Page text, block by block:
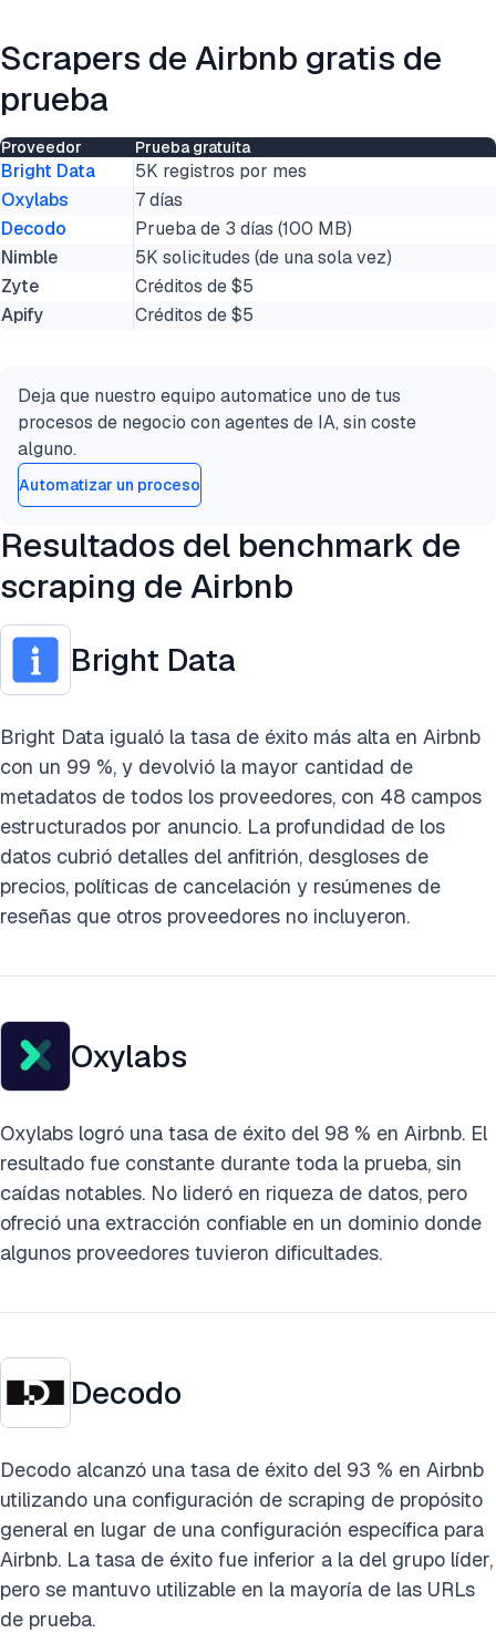
Scrapers de Airbnb gratis de
prueba
Proveedor Prueba gratuita
Bright Data
5K registros por mes
Oxylabs
7 días
Decodo
Prueba de 3 días (100 MB)
Nimble
5K solicitudes (de una sola vez)
Zyte
Créditos de $5
Apify
Créditos de $5
Deja que nuestro equipo automatice uno de tus
procesos de negocio con agentes de IA, sin coste
alguno.
Automatizar un proceso
Resultados del benchmark de
scraping de Airbnb
Bright Data
Bright Data igualó la tasa de éxito más alta en Airbnb
con un 99 %, y devolvió la mayor cantidad de
metadatos de todos los proveedores, con 48 campos
estructurados por anuncio. La profundidad de los
datos cubrió detalles del anfitrión, desgloses de
precios, políticas de cancelación y resúmenes de
reseñas que otros proveedores no incluyeron.
Oxylabs
Oxylabs logró una tasa de éxito del 98 % en Airbnb. El
resultado fue constante durante toda la prueba, sin
caídas notables. No lideró en riqueza de datos, pero
ofreció una extracción confiable en un dominio donde
algunos proveedores tuvieron dificultades.
Decodo
Decodo alcanzó una tasa de éxito del 93 % en Airbnb
utilizando una configuración de scraping de propósito
general en lugar de una configuración específica para
Airbnb. La tasa de éxito fue inferior a la del grupo líder,
pero se mantuvo utilizable en la mayoría de las URLs
de prueba.